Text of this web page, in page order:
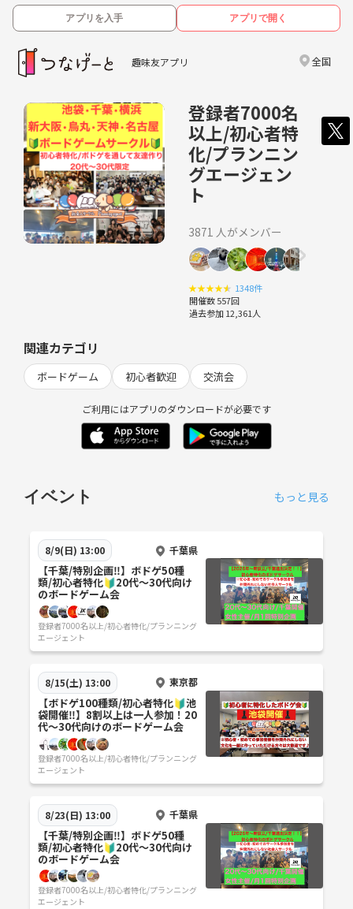
アプリを入手 アプリで開く
趣味友アプリ 全国
登録者7000名
以上/初心者特
化/プランニン
グエージェン
ト
3871 人がメンバー
★★★★★ 1348件
開催数 557回
過去参加 12,361人
関連カテゴリ
ボードゲーム 初心者歓迎 交流会
ご利用にはアプリのダウンロードが必要です
イベント もっと見る
8/9(日) 13:00 千葉県
【千葉/特別企画‼️】ボドゲ50種
類/初心者特化🔰20代〜30代向け
のボードゲーム会
登録者7000名以上/初心者特化/プランニング
エージェント
8/15(土) 13:00 東京都
【ボドゲ100種類/初心者特化🔰池
袋開催‼️】8割以上は一人参加！20
代〜30代向けのボードゲーム会
登録者7000名以上/初心者特化/プランニング
エージェント
8/23(日) 13:00 千葉県
【千葉/特別企画‼️】ボドゲ50種
類/初心者特化🔰20代〜30代向け
のボードゲーム会
登録者7000名以上/初心者特化/プランニング
エージェント